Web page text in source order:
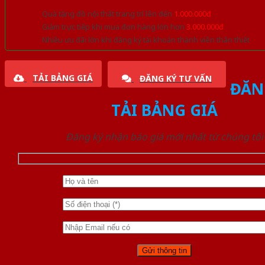
Quà tặng đồ nội thất trang trí lên đến 1.000.000đ
Giảm trực tiếp khi mua đơn hàng lớn hơn 3.000.000đ
Nhiều ưu đãi lớn khi đăng ký tài khoản thành viên thân thiết
TẢI BẢNG GIÁ ĐĂNG KÝ TƯ VẤN
TẢI BẢNG GIÁ
Đăng ký nhận báo giá mới nhất từ chúng tôi